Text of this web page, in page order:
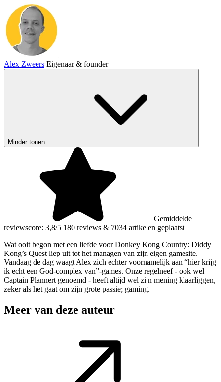
Alex Zweers Eigenaar & founder
Minder tonen
Gemiddelde
reviewscore: 3,8/5 180 reviews & 7034 artikelen geplaatst
Wat ooit begon met een liefde voor Donkey Kong Country: Diddy
Kong’s Quest liep uit tot het managen van zijn eigen gamesite.
Vandaag de dag waagt Alex zich echter voornamelijk aan “hier krijg
ik echt een God-complex van”-games. Onze regelneef - ook wel
Captain Plannert genoemd - heeft altijd wel zijn mening klaarliggen,
zeker als het gaat om zijn grote passie; gaming.
Meer van deze auteur